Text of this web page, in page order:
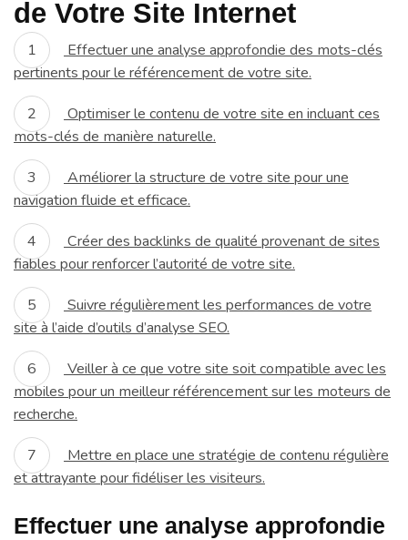
de Votre Site Internet
Effectuer une analyse approfondie des mots-clés
pertinents pour le référencement de votre site.
Optimiser le contenu de votre site en incluant ces
mots-clés de manière naturelle.
Améliorer la structure de votre site pour une
navigation fluide et efficace.
Créer des backlinks de qualité provenant de sites
fiables pour renforcer l’autorité de votre site.
Suivre régulièrement les performances de votre
site à l’aide d’outils d’analyse SEO.
Veiller à ce que votre site soit compatible avec les
mobiles pour un meilleur référencement sur les moteurs de
recherche.
Mettre en place une stratégie de contenu régulière
et attrayante pour fidéliser les visiteurs.
Effectuer une analyse approfondie